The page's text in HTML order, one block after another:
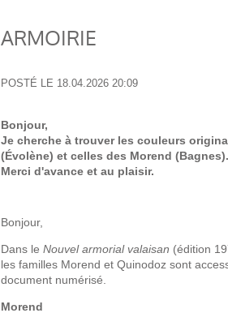
ARMOIRIE
POSTÉ LE 18.04.2026 20:09
Bonjour,
Je cherche à trouver les couleurs
(Évolène) et celles des Morend (Bagnes).
Merci d'avance et au plaisir.
Bonjour,
Dans le Nouvel armorial valaisan (édition
les familles Morend et Quinodoz sont
document numérisé.
Morend